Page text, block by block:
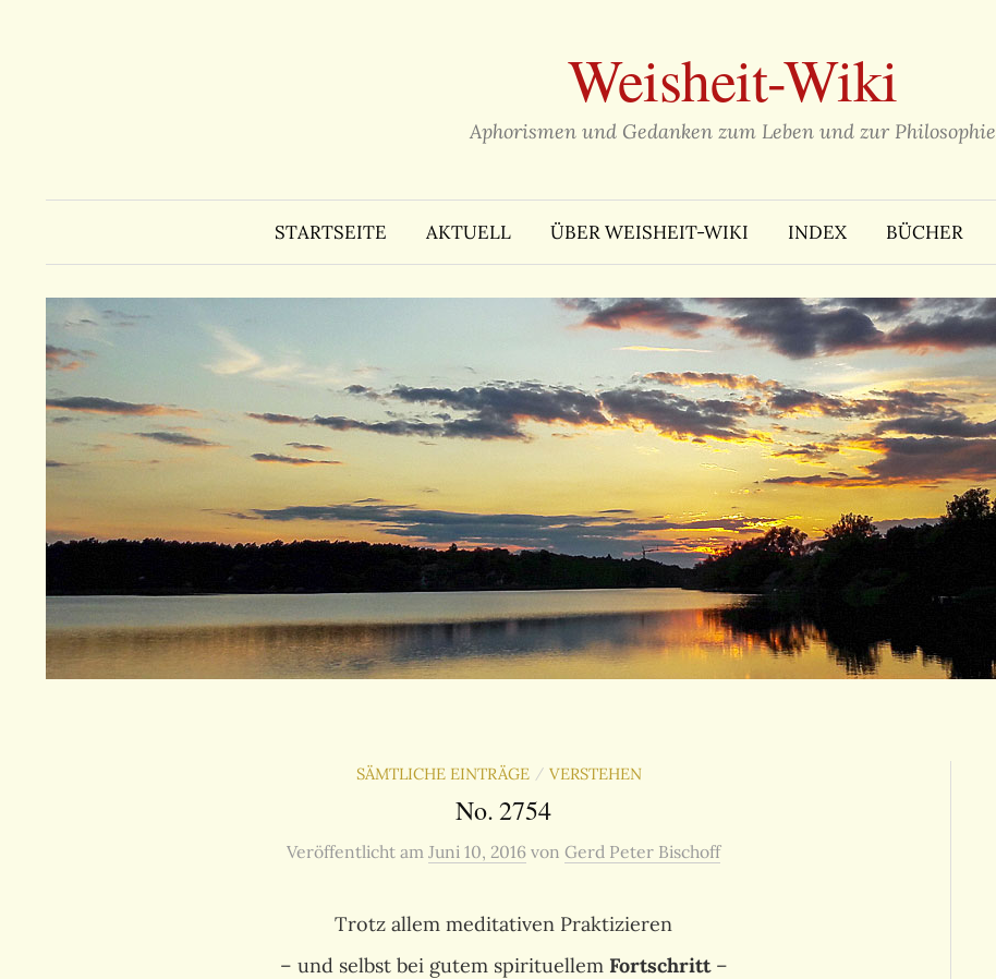
Weisheit-Wiki
Aphorismen und Gedanken zum Leben und zur Philosophie
STARTSEITE AKTUELL ÜBER WEISHEIT-WIKI INDEX BÜCHER
SÄMTLICHE EINTRÄGE / VERSTEHEN
No. 2754
Veröffentlicht am Juni 10, 2016 von Gerd Peter Bischoff
Trotz allem meditativen Praktizieren
– und selbst bei gutem spirituellem Fortschritt–